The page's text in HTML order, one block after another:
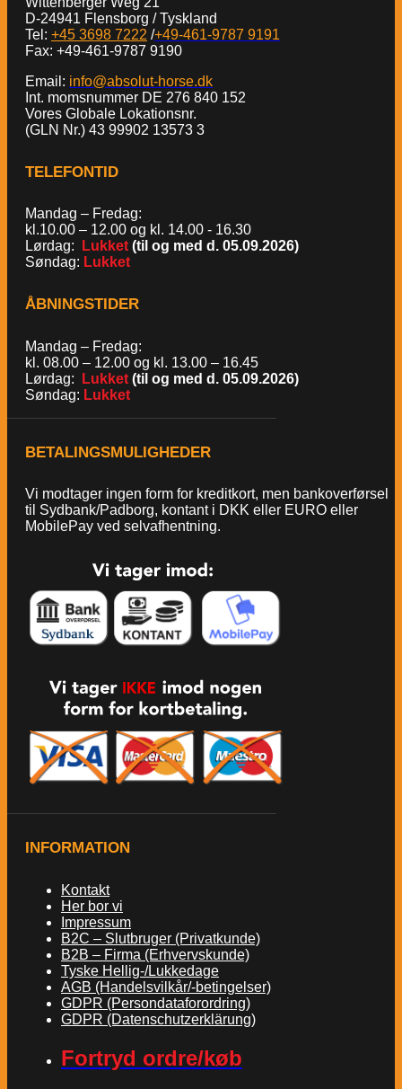
D-24941 Flensborg / Tyskland
Tel: +45 3698 7222 /+49-461-9787 9191
Fax: +49-461-9787 9190
Email: info@absolut-horse.dk
Int. momsnummer DE 276 840 152
Vores Globale Lokationsnr.
(GLN Nr.) 43 99902 13573 3
TELEFONTID
Mandag – Fredag:
kl.10.00 – 12.00 og kl. 14.00 - 16.30
Lørdag:
Lukket (til og med d. 05.09.2026)
Søndag: Lukket
ÅBNINGSTIDER
Mandag – Fredag:
kl. 08.00 – 12.00 og kl. 13.00 – 16.45
Lørdag:
Lukket (til og med d. 05.09.2026)
Søndag: Lukket
BETALINGSMULIGHEDER
Vi modtager ingen form for kreditkort, men bankoverførsel
til Sydbank/Padborg, kontant i DKK eller EURO eller
MobilePay ved selvafhentning.
INFORMATION
Kontakt
Her bor vi
Impressum
B2C – Slutbruger (Privatkunde)
B2B – Firma (Erhvervskunde)
Tyske Hellig-/Lukkedage
AGB (Handelsvilkår/-betingelser)
GDPR (Persondataforordring)
GDPR (Datenschutzerklärung)
Fortryd ordre/køb